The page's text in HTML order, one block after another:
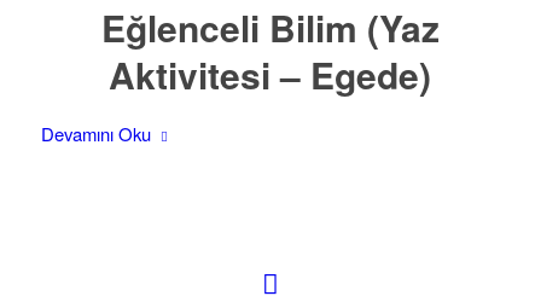
Eğlenceli Bilim (Yaz
Aktivitesi – Egede)
Devamını Oku